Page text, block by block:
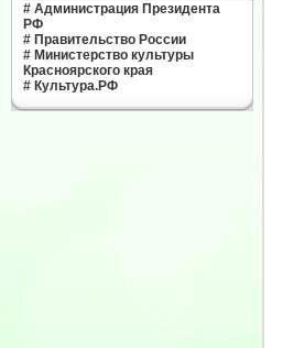
# Администрация Президента
РФ
# Правительство России
# Министерство культуры
Красноярского края
# Культура.РФ